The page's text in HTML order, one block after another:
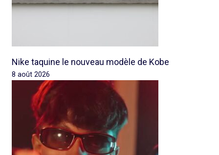
Nike taquine le nouveau modèle de Kobe
8 août 2026